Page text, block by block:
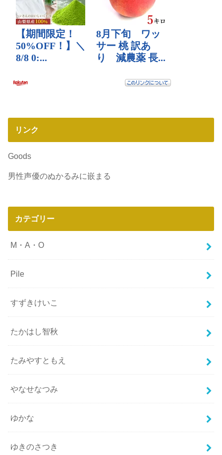
リンク
Goods
男性声優のぬかるみに嵌まる
カテゴリー
M・A・O
Pile
すずきけいこ
たかはし智秋
たみやすともえ
やなせなつみ
ゆかな
ゆきのさつき